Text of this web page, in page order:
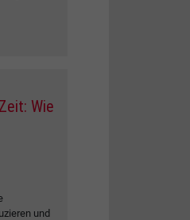
Wie
und